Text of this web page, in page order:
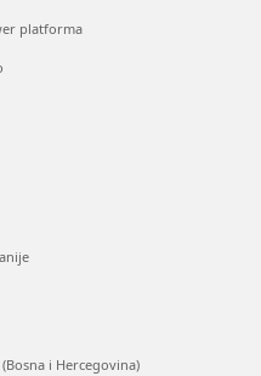
platforma
i Hercegovina)